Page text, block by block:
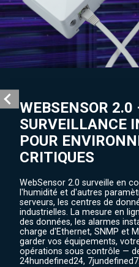
WEBSENSOR 2.0
SURVEILLANCE
POUR
CRITIQUES
WebSensor 2.0 surveille en
l'humidité et d'autres
serveurs, les centres de
industrielles. La mesure en
des données, les alarmes
charge d'Ethernet, SNMP et
garder vos équipements,
opérations sous contrôle —
24hundefined24, 7jundefined7.